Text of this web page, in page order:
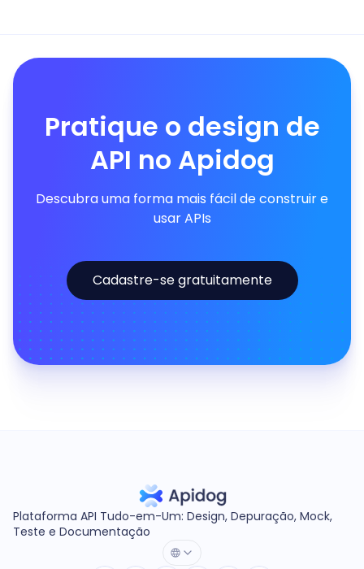
Pratique o design de
API no Apidog
Descubra uma forma mais fácil de construir e
usar APIs
Cadastre-se gratuitamente
Plataforma API Tudo-em-Um: Design, Depuração, Mock,
Teste e Documentação